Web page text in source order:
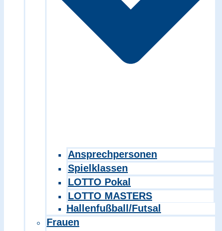
Ansprechpersonen
Spielklassen
LOTTO Pokal
LOTTO MASTERS
Hallenfußball/Futsal
Frauen